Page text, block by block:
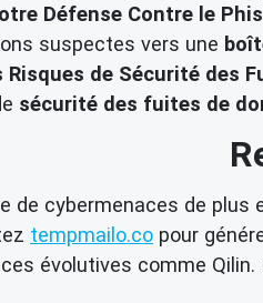
Défense Contre le
suspectes vers une
de Sécurité des
sécurité des fuites de
de cybermenaces de
tempmailo.co pour
évolutives comme